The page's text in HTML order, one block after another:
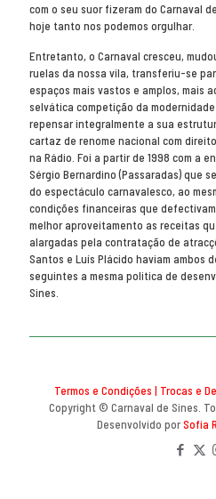
com o seu suor fizeram do Carnaval
hoje tanto nos podemos orgulhar.
Entretanto, o Carnaval cresceu,
ruelas da nossa vila, transferiu-se
espaços mais vastos e amplos, mais
selvática competição da
repensar integralmente a sua
cartaz de renome nacional com
na Rádio. Foi a partir de 1998 com a
Sérgio Bernardino (Passaradas) que
do espectáculo carnavalesco, ao
condições financeiras que
melhor aproveitamento as receitas
alargadas pela contratação de
Santos e Luís Plácido haviam ambos
seguintes a mesma politica de
Sines.
Termos e Condições | Trocas e
Copyright © Carnaval de Sines.
Desenvolvido porSofia